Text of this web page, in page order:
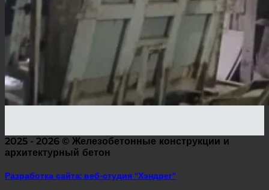
2025 - 2026 © Железобетонные конструкции и
архитектурный бетон
Разработка сайта: веб-студия "Хэндрег"